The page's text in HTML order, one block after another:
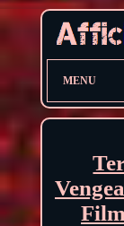
MENU